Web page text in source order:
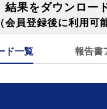
結果をダウンロー
（会員登録後に利用可
ド一覧 報告書